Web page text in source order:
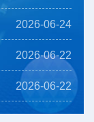
2026-06-24
2026-06-22
2026-06-22